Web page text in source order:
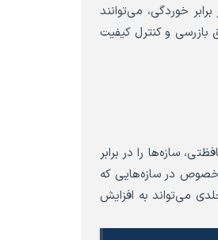
خوردگی، می‌توانند
بازرسی و کنترل کیفیت
سازه‌ها را در برابر
در سازه‌هایی که
می‌تواند به افزایش